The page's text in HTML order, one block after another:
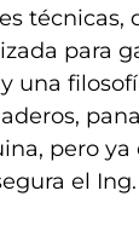
técnicas,
para
una
pero
el